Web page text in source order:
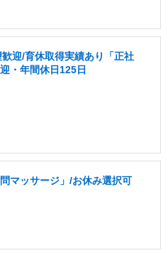
迎/育休取得実績あり「正社
・年間休日125日
マッサージ」/お休み選択可